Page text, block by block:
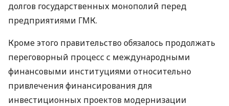
долгов государственных монополий перед
предприятиями ГМК.
Кроме этого правительство обязалось продолжать
переговорный процесс с международными
финансовыми институциями относительно
привлечения финансирования для
инвестиционных проектов модернизации